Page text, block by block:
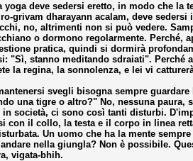
yoga deve sedersi eretto, in modo che
grivam dharayann acalam, deve
no, altrimenti non si può vedere.
o dormono regolarmente. Perché,
pratica, quindi si dormirà
"Sì, stanno meditando sdraiati". Perché
la regina, la sonnolenza, e lei vi
svegli bisogna sempre
una tigre o altro?" No, nessuna
società, ci sono così tanti disturbi.
con il collo, la testa e il corpo in linea
Un uomo che ha la mente
nella giungla? Non è possibile.
vigata-bhih.